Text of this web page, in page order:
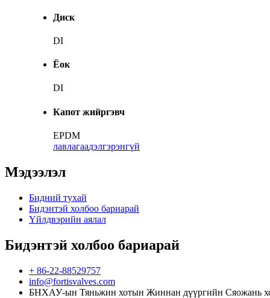
Диск
DI
Ёок
DI
Капот жийргэвч
EPDM
лавлагаадэлгэрэнгүй
Мэдээлэл
Бидний тухай
Бидэнтэй холбоо бариарай
Үйлдвэрийн аялал
Бидэнтэй холбоо бариарай
+ 86-22-88529757
info@fortisvalves.com
БНХАУ-ын Тяньжин хотын Жиннан дүүргийн Сяожань